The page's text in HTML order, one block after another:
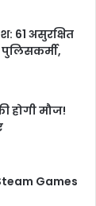
61 असुरक्षित
पुलिसकर्मी,
होगी मौज!
Games